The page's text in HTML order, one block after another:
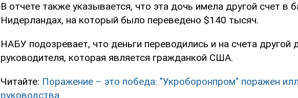
В отчете также указывается, что эта дочь имела другой счет в
Нидерландах, на который было переведено $140 тысяч.
НАБУ подозревает, что деньги переводились и на счета другой
руководителя, которая является гражданкой США.
Читайте: Поражение – это победа: "Укроборонпром" поражен
руководства